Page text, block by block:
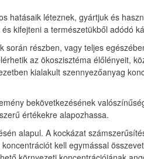
hatásaik léteznek, gyártjuk és
kifejteni a természetükből adódó
részben, vagy teljes
az ökoszisztéma élőlényeit,
kialakult szennyezőanyag
bekövetkezésének
értékekre alapozhassa.
alapul. A kockázat
kell egymással